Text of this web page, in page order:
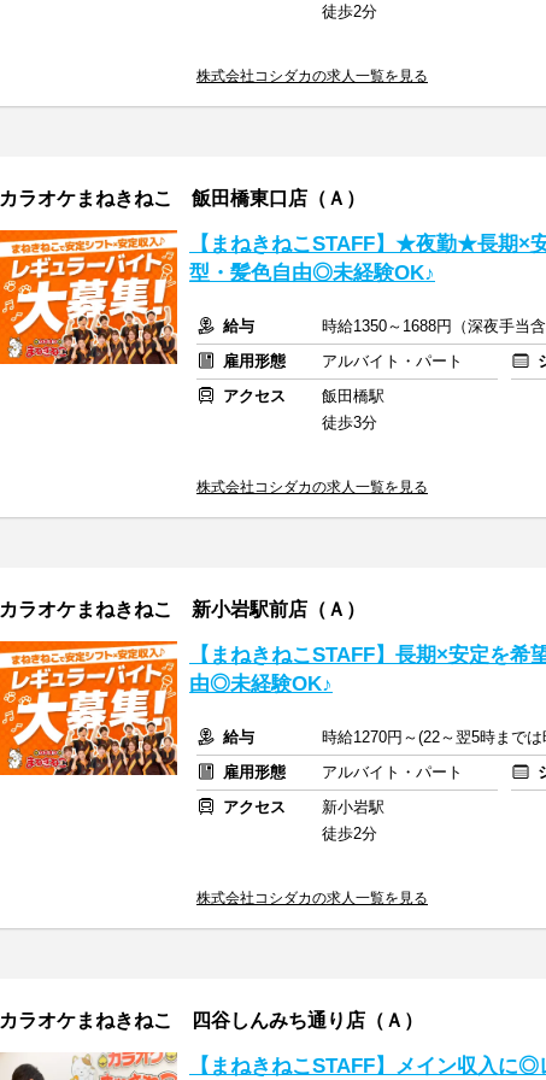
徒歩2分
株式会社コシダカの求人一覧を見る
カラオケまねきねこ 飯田橋東口店（Ａ）
【まねきねこSTAFF】★夜勤★長期×
型・髪色自由◎未経験OK♪
給与
時給1350～1688円（深夜手当
雇用形態
アルバイト・パート
アクセス
飯田橋駅
徒歩3分
株式会社コシダカの求人一覧を見る
カラオケまねきねこ 新小岩駅前店（Ａ）
【まねきねこSTAFF】長期×安定を希
由◎未経験OK♪
給与
時給1270円～(22～翌5時まで
雇用形態
アルバイト・パート
アクセス
新小岩駅
徒歩2分
株式会社コシダカの求人一覧を見る
カラオケまねきねこ 四谷しんみち通り店（Ａ）
【まねきねこSTAFF】メイン収入に